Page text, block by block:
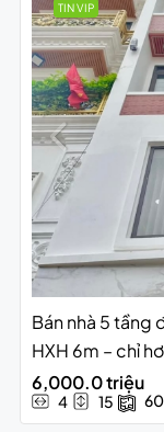
TIN VIP
Bán nhà 5 tầng
HXH 6m – chỉ
6,000.0 triệu
4 15 60